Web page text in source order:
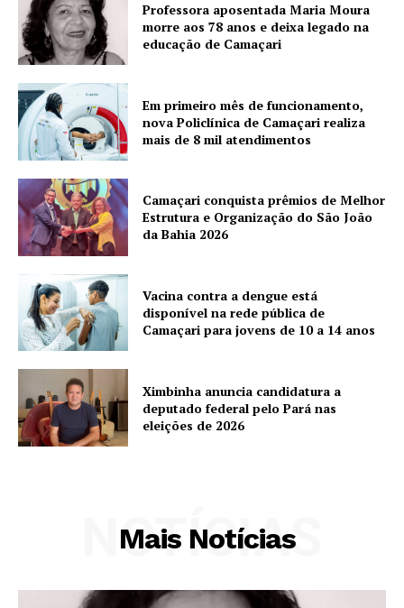
Professora aposentada Maria Moura
morre aos 78 anos e deixa legado na
educação de Camaçari
Em primeiro mês de funcionamento,
nova Policlínica de Camaçari realiza
mais de 8 mil atendimentos
Camaçari conquista prêmios de Melhor
Estrutura e Organização do São João
da Bahia 2026
Vacina contra a dengue está
disponível na rede pública de
Camaçari para jovens de 10 a 14 anos
Ximbinha anuncia candidatura a
deputado federal pelo Pará nas
eleições de 2026
Mais Notícias
NOTÍCIAS